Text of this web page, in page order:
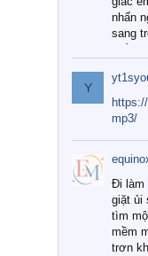
nhấn
sang
Tuy
với vô
như
được
cấp
khí
đình?
giải
1.
Y
mp3/
Đi làm
giặt ủi
tìm
mềm
trơn